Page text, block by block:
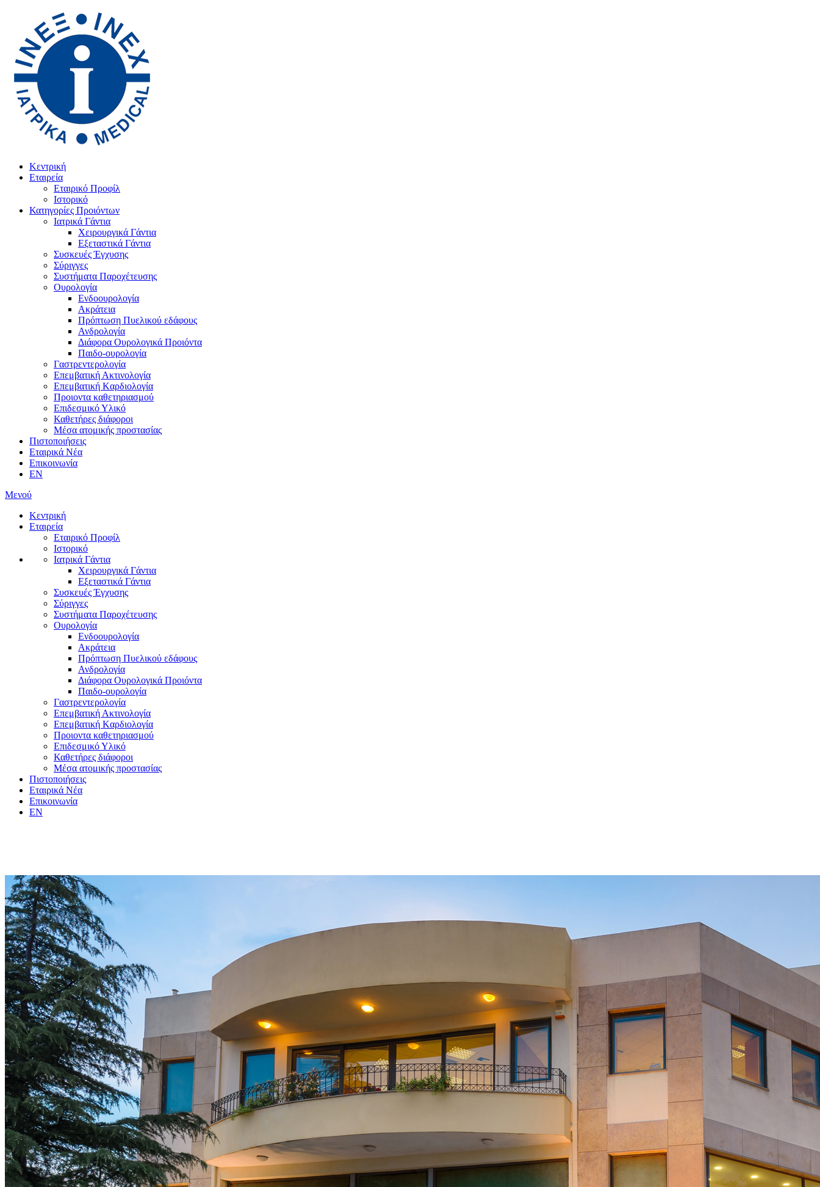
Κεντρική
Εταιρεία
Εταιρικό Προφίλ
Ιστορικό
Κατηγορίες Προιόντων
Ιατρικά Γάντια
Χειρουργικά Γάντια
Εξεταστικά Γάντια
Συσκευές Έγχυσης
Σύριγγες
Συστήματα Παροχέτευσης
Ουρολογία
Ενδοουρολογία
Ακράτεια
Πρόπτωση Πυελικού εδάφους
Ανδρολογία
Διάφορα Ουρολογικά Προιόντα
Παιδο-ουρολογία
Γαστρεντερολογία
Επεμβατική Ακτινολογία
Επεμβατική Kαρδιολογία
Προιοντα καθετηριασμού
Επιδεσμικό Υλικό
Καθετήρες διάφοροι
Μέσα ατομικής προστασίας
Πιστοποιήσεις
Εταιρικά Νέα
Επικοινωνία
EN
Μενού
Κεντρική
Εταιρεία
Εταιρικό Προφίλ
Ιστορικό
Ιατρικά Γάντια
Χειρουργικά Γάντια
Εξεταστικά Γάντια
Συσκευές Έγχυσης
Σύριγγες
Συστήματα Παροχέτευσης
Ουρολογία
Ενδοουρολογία
Ακράτεια
Πρόπτωση Πυελικού εδάφους
Ανδρολογία
Διάφορα Ουρολογικά Προιόντα
Παιδο-ουρολογία
Γαστρεντερολογία
Επεμβατική Ακτινολογία
Επεμβατική Kαρδιολογία
Προιοντα καθετηριασμού
Επιδεσμικό Υλικό
Καθετήρες διάφοροι
Μέσα ατομικής προστασίας
Πιστοποιήσεις
Εταιρικά Νέα
Επικοινωνία
EN